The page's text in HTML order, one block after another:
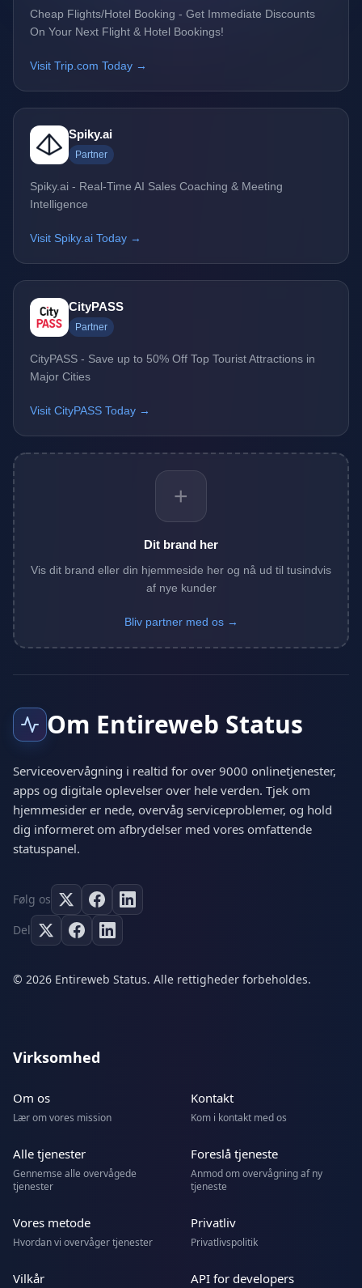
Cheap Flights/Hotel Booking - Get Immediate Discounts
On Your Next Flight & Hotel Bookings!
Visit Trip.com Today →
Spiky.ai
Partner
Spiky.ai - Real-Time AI Sales Coaching & Meeting
Intelligence
Visit Spiky.ai Today →
CityPASS
Partner
CityPASS - Save up to 50% Off Top Tourist Attractions in
Major Cities
Visit CityPASS Today →
+
Dit brand her
Vis dit brand eller din hjemmeside her og nå ud til tusindvis
af nye kunder
Bliv partner med os →
Om Entireweb Status
Serviceovervågning i realtid for over 9000 onlinetjenester,
apps og digitale oplevelser over hele verden. Tjek om
hjemmesider er nede, overvåg serviceproblemer, og hold
dig informeret om afbrydelser med vores omfattende
statuspanel.
Følg os
Del
© 2026 Entireweb Status. Alle rettigheder forbeholdes.
Virksomhed
Om os
Lær om vores mission
Kontakt
Kom i kontakt med os
Alle tjenester
Gennemse alle overvågede
tjenester
Foreslå tjeneste
Anmod om overvågning af ny
tjeneste
Vores metode
Hvordan vi overvåger tjenester
Privatliv
Privatlivspolitik
Vilkår API for developers